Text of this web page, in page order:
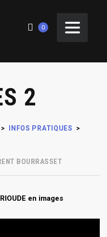
0
2
> INFOS PRATIQUES
>
BOURRASSET
en images